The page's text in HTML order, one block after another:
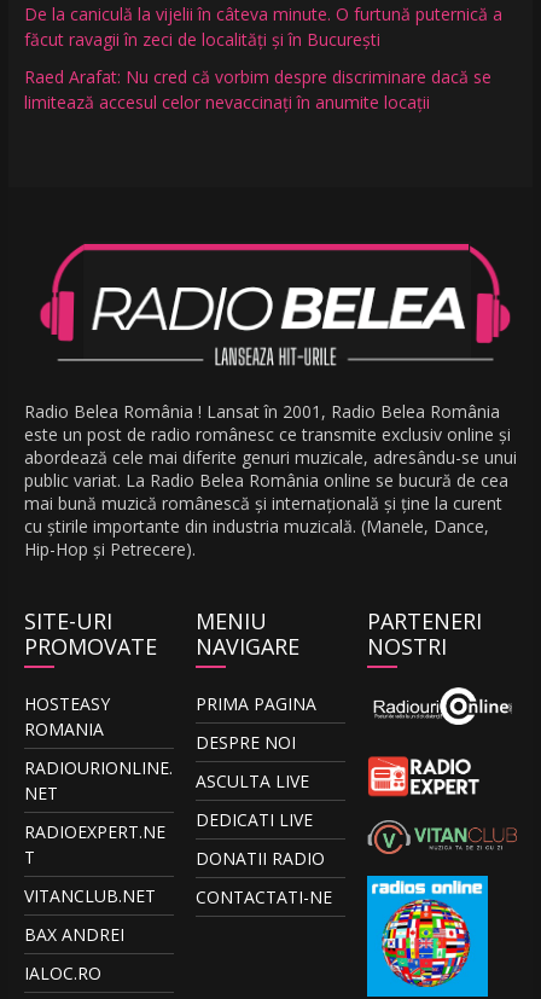
De la caniculă la vijelii în câteva minute. O furtună puternică a
făcut ravagii în zeci de localități și în București
Raed Arafat: Nu cred că vorbim despre discriminare dacă se
limitează accesul celor nevaccinați în anumite locații
Radio Belea România ! Lansat în 2001, Radio Belea România
este un post de radio românesc ce transmite exclusiv online și
abordează cele mai diferite genuri muzicale, adresându-se unui
public variat. La Radio Belea România online se bucură de cea
mai bună muzică românescă și internațională și ține la curent
cu știrile importante din industria muzicală. (Manele, Dance,
Hip-Hop și Petrecere).
SITE-URI
PROMOVATE
HOSTEASY
ROMANIA
RADIOURIONLINE.
NET
RADIOEXPERT.NE
T
VITANCLUB.NET
BAX ANDREI
IALOC.RO
MENIU
NAVIGARE
PRIMA PAGINA
DESPRE NOI
ASCULTA LIVE
DEDICATI LIVE
DONATII RADIO
CONTACTATI-NE
PARTENERI
NOSTRI